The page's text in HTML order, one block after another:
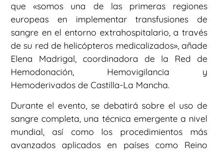
que «somos una de las primeras regiones
europeas en implementar transfusiones de
sangre en el entorno extrahospitalario, a través
de su red de helicópteros medicalizados», añade
Elena Madrigal, coordinadora de la Red de
Hemodonación, Hemovigilancia y
Hemoderivados de Castilla-La Mancha.
Durante el evento, se debatirá sobre el uso de
sangre completa, una técnica emergente a nivel
mundial, así como los procedimientos más
avanzados aplicados en países como Reino